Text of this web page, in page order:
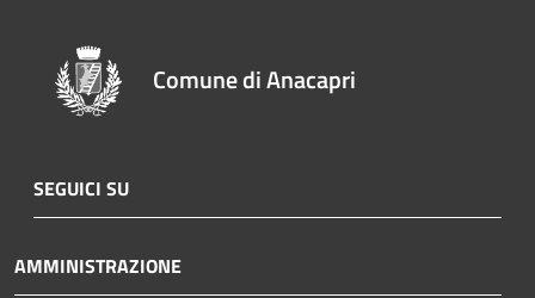
Comune di Anacapri
SEGUICI SU
AMMINISTRAZIONE